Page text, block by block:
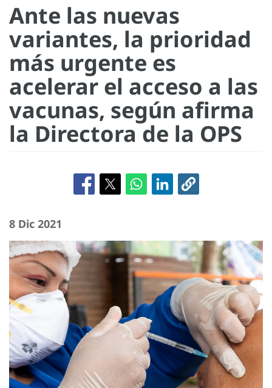
Ante las nuevas
variantes, la prioridad
más urgente es
acelerar el acceso a las
vacunas, según afirma
la Directora de la OPS
8 Dic 2021